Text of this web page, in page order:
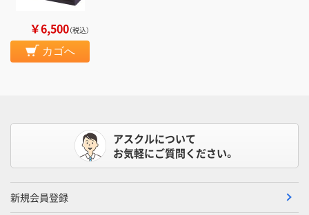
￥6,500（税込）
カゴへ
アスクルについて
お気軽にご質問ください。
新規会員登録